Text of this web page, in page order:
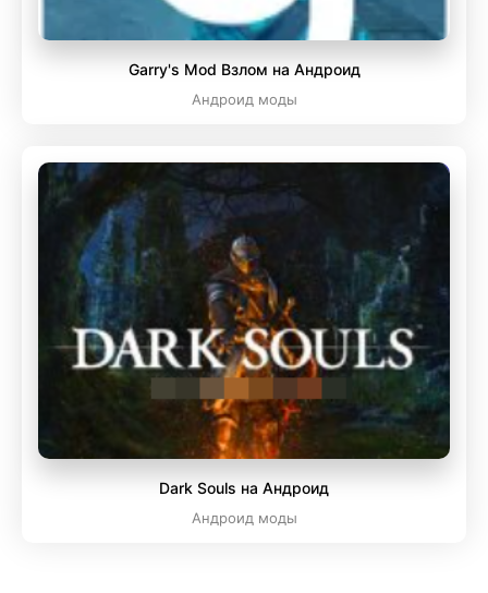
Garry's Mod Взлом на Андроид
Андроид моды
Dark Souls на Андроид
Андроид моды